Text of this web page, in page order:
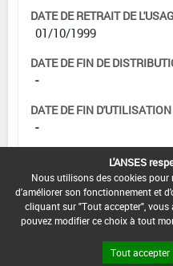
DATE DE RETRAIT DE
01/10/1999
DATE DE FIN DE
-
DATE DE FIN D'UTILISATION
-
L'ANSES
Nous utilisons des cookies
d'améliorer son fonctionnement et
cliquant sur "Tout accepter",
pouvez modifier ce choix à tout
Tout accepter